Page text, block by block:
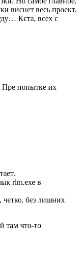
виснет весь проект.
Кста, всех с
Пре попытке их
rlm.exe в
без лишних
там что-то